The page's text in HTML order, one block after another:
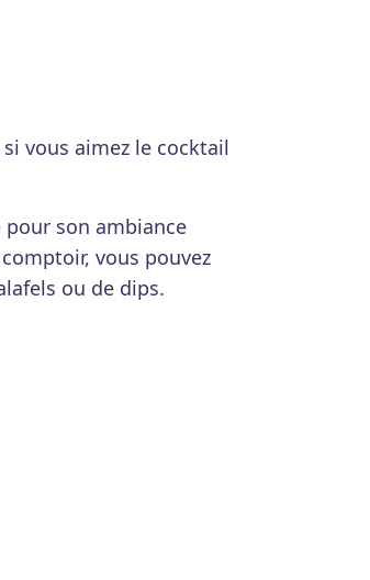
si vous aimez le cocktail
son ambiance
vous pouvez
ou de dips.